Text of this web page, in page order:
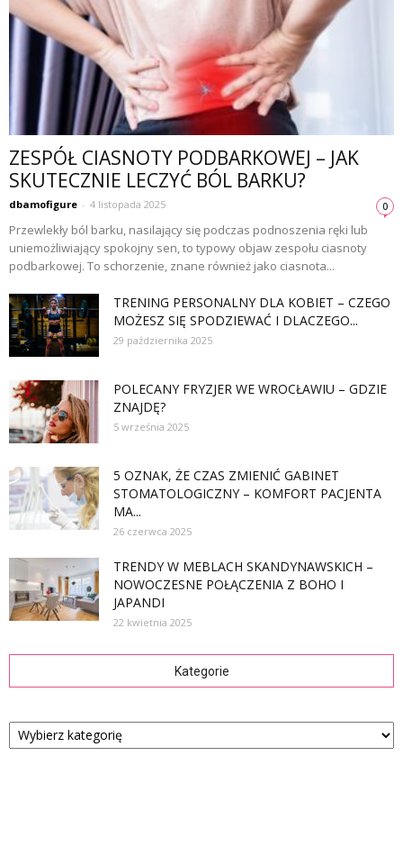
ZESPÓŁ CIASNOTY PODBARKOWEJ – JAK
SKUTECZNIE LECZYĆ BÓL BARKU?
dbamofigure - 4 listopada 2025 0
Przewlekły ból barku, nasilający się podczas podnoszenia ręki lub
uniemożliwiający spokojny sen, to typowy objaw zespołu ciasnoty
podbarkowej. To schorzenie, znane również jako ciasnota...
TRENING PERSONALNY DLA KOBIET – CZEGO
MOŻESZ SIĘ SPODZIEWAĆ I DLACZEGO...
29 października 2025
POLECANY FRYZJER WE WROCŁAWIU – GDZIE
ZNAJDĘ?
5 września 2025
5 OZNAK, ŻE CZAS ZMIENIĆ GABINET
STOMATOLOGICZNY – KOMFORT PACJENTA
MA...
26 czerwca 2025
TRENDY W MEBLACH SKANDYNAWSKICH –
NOWOCZESNE POŁĄCZENIA Z BOHO I
JAPANDI
22 kwietnia 2025
Kategorie
Kategorie